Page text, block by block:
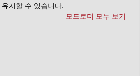
모드로더 모두 보기
유지할 수 있습니다.